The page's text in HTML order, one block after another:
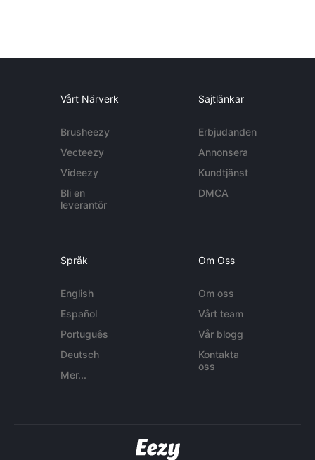
Vårt Närverk
Brusheezy
Vecteezy
Videezy
Bli en
leverantör
Sajtlänkar
Erbjudanden
Annonsera
Kundtjänst
DMCA
Språk
English
Español
Português
Deutsch
Mer...
Om Oss
Om oss
Vårt team
Vår blogg
Kontakta
oss